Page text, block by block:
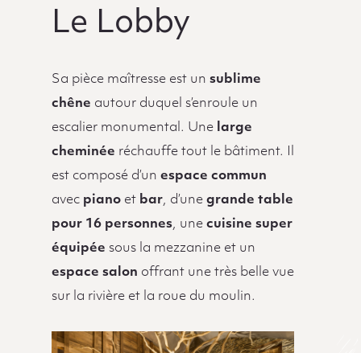
Le Lobby
Sa pièce maîtresse est un sublime
chêne autour duquel s’enroule un
escalier monumental. Une large
cheminée réchauffe tout le bâtiment. Il
est composé d’un espace commun
avec pianoet bar, d’une grande table
pour 16 personnes, une cuisine super
équipée sous la mezzanine et un
espace salon offrant une très belle vue
sur la rivière et la roue du moulin.